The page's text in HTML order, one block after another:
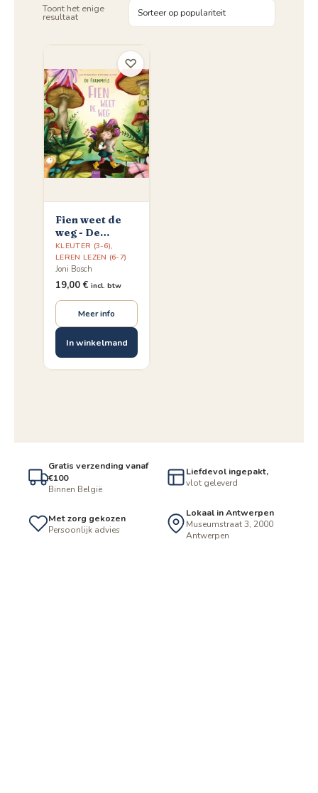
Toont het enige
resultaat
Fien weet de
weg - De
Frummels
KLEUTER (3-6),
LEREN LEZEN (6-7)
Joni Bosch
19,00 € incl. btw
Meer info
In winkelmand
♡
Gratis verzending vanaf
€100
Binnen België
Liefdevol ingepakt,
vlot geleverd
Met zorg gekozen
Persoonlijk advies
Lokaal in Antwerpen
Museumstraat 3, 2000
Antwerpen